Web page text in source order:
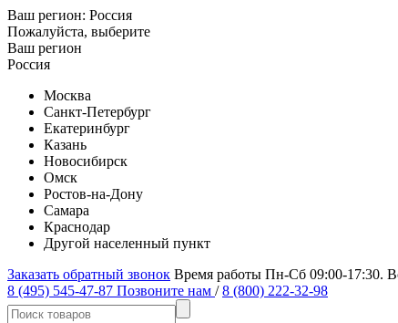
Ваш регион: Россия
Пожалуйста, выберите
Ваш регион
Россия
Москва
Санкт-Петербург
Екатеринбург
Казань
Новосибирск
Омск
Ростов-на-Дону
Самара
Краснодар
Другой населенный пункт
Заказать обратный звонок Время работы Пн-Сб 09:00-17:30.
8 (495) 545-47-87 Позвоните нам / 8 (800) 222-32-98